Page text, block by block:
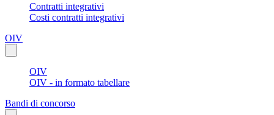
Contratti integrativi
Costi contratti integrativi
OIV
OIV
OIV - in formato tabellare
Bandi di concorso